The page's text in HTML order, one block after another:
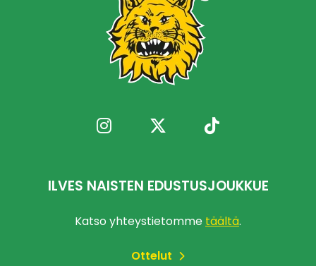
ILVES NAISTEN EDUSTUSJOUKKUE
Katso yhteystietomme täältä.
Ottelut